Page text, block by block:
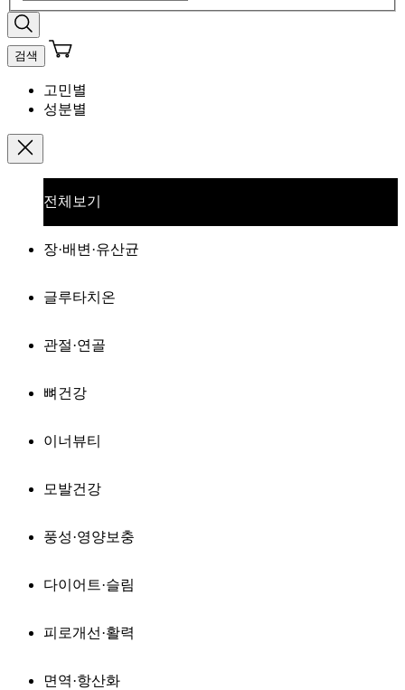
검색
고민별
성분별
전체보기
장·배변·유산균
글루타치온
관절·연골
뼈건강
이너뷰티
모발건강
풍성·영양보충
다이어트·슬림
피로개선·활력
면역·항산화